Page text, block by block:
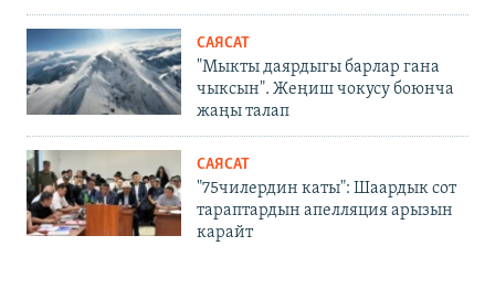
САЯСАТ
"Мыкты даярдыгы барлар гана
чыксын". Жеңиш чокусу боюнча
жаңы талап
САЯСАТ
"75чилердин каты": Шаардык сот
тараптардын апелляция арызын
карайт